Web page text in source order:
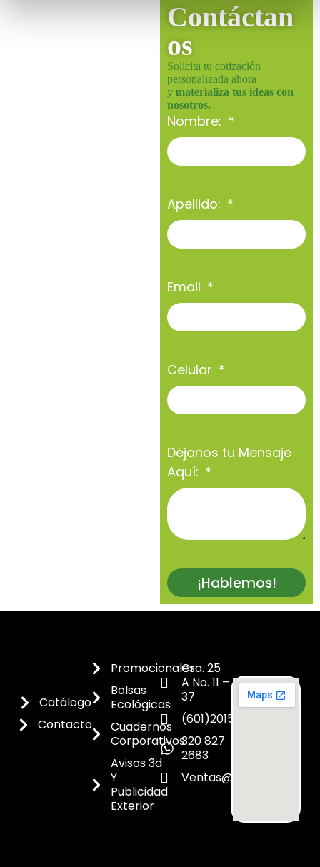
Contáctan
os
Solicita tu cotización
personalizada ahora
y materializa tus ideas con
nosotros.
Nombre:
Apellido:
Email
Celular
Déjanos tu Mensaje
Aquí:
¡Hablemos!
Catálogo
Contacto
Promocionales
Bolsas
Ecológicas
Cuadernos
Corporativos
Avisos 3d
Y
Publicidad
Exterior
Cra. 25
A No. 11 –
37
(601)2015300
320 827
2683
Ventas@dicoes.co